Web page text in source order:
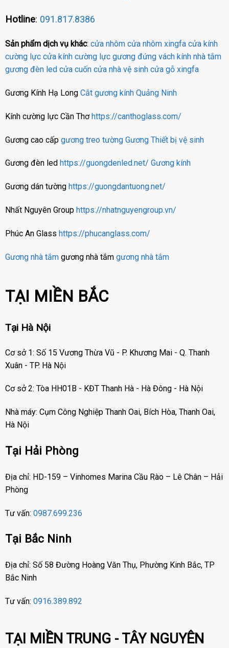
Hotline: 091.817.8386
Sản phẩm dịch vụ khác: cửa nhôm cửa nhôm xingfa cửa kính
cường lực cửa kính cường lực gương đứng vách kính nhà tắm
gương đèn led cửa cuốn cửa nhà vệ sinh cửa gỗ xingfa
Gương Kính Hạ Long Cắt gương kính Quảng Ninh
Kính cường lực Cần Thơhttps://canthoglass.com/
Gương cao cấp gương treo tường Gương Thiết bị vệ sinh
Gương đèn led https://guongdenled.net/ Gương kính
Gương dán tường https://guongdantuong.net/
Nhất Nguyên Group https://nhatnguyengroup.vn/
Phúc An Glass https://phucanglass.com/
Gương nhà tắmgương nhà tắm gương nhà tắm
TẠI MIỀN BẮC
Tại Hà Nội
Cơ sở 1: Số 15 Vương Thừa Vũ - P. Khương Mai - Q. Thanh
Xuân - TP. Hà Nội
Cơ sở 2: Tòa HH01B - KĐT Thanh Hà - Hà Đông - Hà Nội
Nhà máy: Cụm Công Nghiệp Thanh Oai, Bích Hòa, Thanh Oai,
Hà Nội
Tại Hải Phòng
Địa chỉ: HD-159 – Vinhomes Marina Cầu Rào – Lê Chân – Hải
Phòng
Tư vấn: 0987.699.236
Tại Bắc Ninh
Địa chỉ: Số 58 Đường Hoàng Văn Thụ, Phường Kinh Bắc, TP
Bắc Ninh
Tư vấn: 0916.389.892
TẠI MIỀN TRUNG - TÂY NGUYÊN